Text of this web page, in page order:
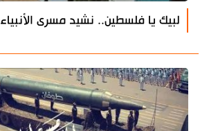
لبيك يا فلسطين.. نشيد مسرى الأنبياء